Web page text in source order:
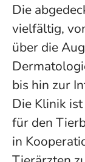
Die
vielfältig,
über die
bis hin zur
Die Klinik
für den
in